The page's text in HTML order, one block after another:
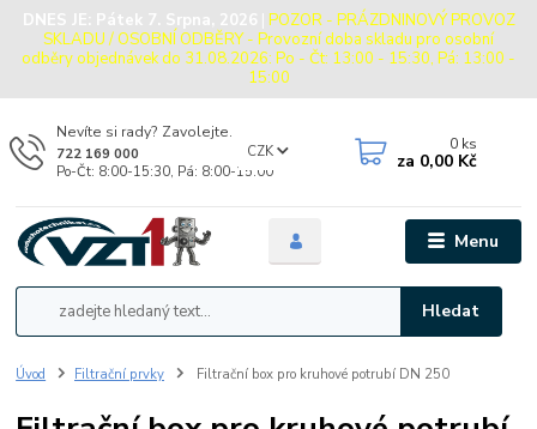
DNES JE: Pátek 7. Srpna, 2026 | POZOR - PRÁZDNINOVÝ PROVOZ
SKLADU / OSOBNÍ ODBĚRY - Provozní doba skladu pro osobní
odběry objednávek do 31.08.2026: Po - Čt: 13:00 - 15:30, Pá: 13:00 -
15:00
Menu
CZK
Hledat
Nevíte si rady? Zavolejte.
722 169 000
Po-Čt: 8:00-15:30, Pá: 8:00-15:00
0 ks
za 0,00 Kč
Úvod Filtrační prvky Filtrační box pro kruhové potrubí DN 250